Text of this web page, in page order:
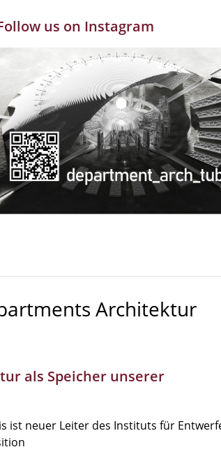
us on Instagram
Architektur
als Speicher unserer
ist neuer Leiter des Instituts für